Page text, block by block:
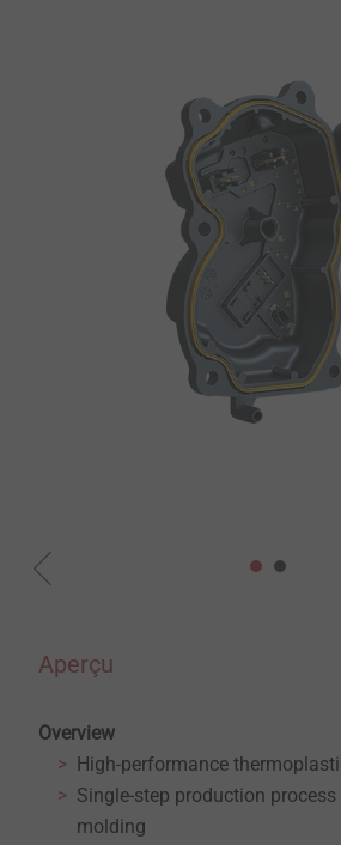
Aperçu
Overview
High-performance
Single-step production
molding